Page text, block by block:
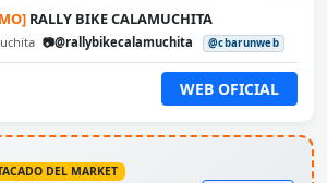
RALLY BIKE CALAMUCHITA
📷@rallybikecalamuchita @cbarunweb
WEB OFICIAL
DEL MARKET